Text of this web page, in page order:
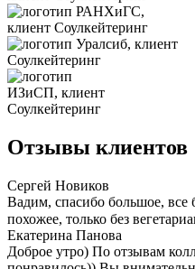
Отзывы клиентов
Сергей Новиков
Вадим, спасибо большое, все
похожее, только без
Екатерина Панова
Доброе утро) По отзывам